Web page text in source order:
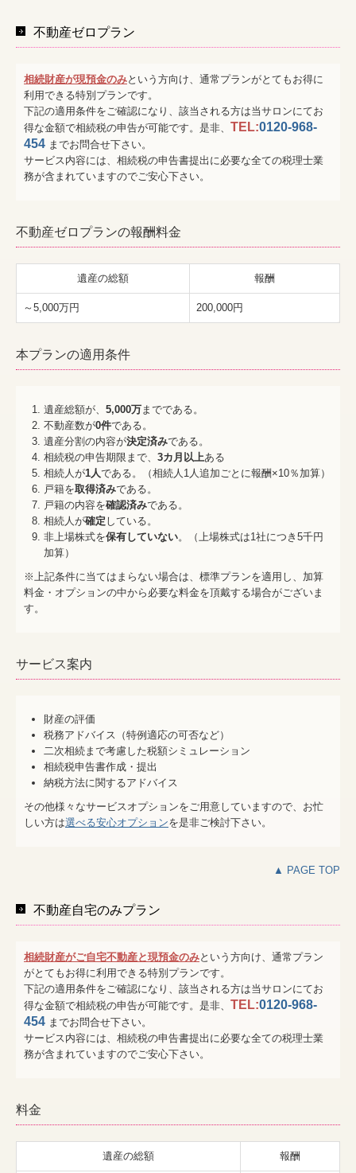
不動産ゼロプラン
相続財産が現預金のみという方向け、通常プランがとてもお得に
利用できる特別プランです。
下記の適用条件をご確認になり、該当される方は当サロンにてお
得な金額で相続税の申告が可能です。是非、 TEL:0120-968-
454 までお問合せ下さい。
サービス内容には、相続税の申告書提出に必要な全ての税理士業
務が含まれていますのでご安心下さい。
不動産ゼロプランの報酬料金
遺産の総額 報酬
～5,000万円 200,000円
本プランの適用条件
遺産総額が、 5,000万までである。
不動産数が0件である。
遺産分割の内容が決定済みである。
相続税の申告期限まで、 3カ月以上ある
相続人が1人である。（相続人1人追加ごとに報酬×10％加算）
戸籍を取得済みである。
戸籍の内容を確認済みである。
相続人が確定 している。
非上場株式を保有していない。（上場株式は1社につき5千円
加算）
※上記条件に当てはまらない場合は、標準プランを適用し、加算
料金・オプションの中から必要な料金を頂戴する場合がございま
す。
サービス案内
財産の評価
税務アドバイス（特例適応の可否など）
二次相続まで考慮した税額シミュレーション
相続税申告書作成・提出
納税方法に関するアドバイス
その他様々なサービスオプションをご用意していますので、お忙
しい方は選べる安心オプションを是非ご検討下さい。
▲ PAGE TOP
不動産自宅のみプラン
相続財産がご自宅不動産と現預金のみという方向け、通常プラン
がとてもお得に利用できる特別プランです。
下記の適用条件をご確認になり、該当される方は当サロンにてお
得な金額で相続税の申告が可能です。是非、 TEL:0120-968-
454 までお問合せ下さい。
サービス内容には、相続税の申告書提出に必要な全ての税理士業
務が含まれていますのでご安心下さい。
料金
遺産の総額 報酬